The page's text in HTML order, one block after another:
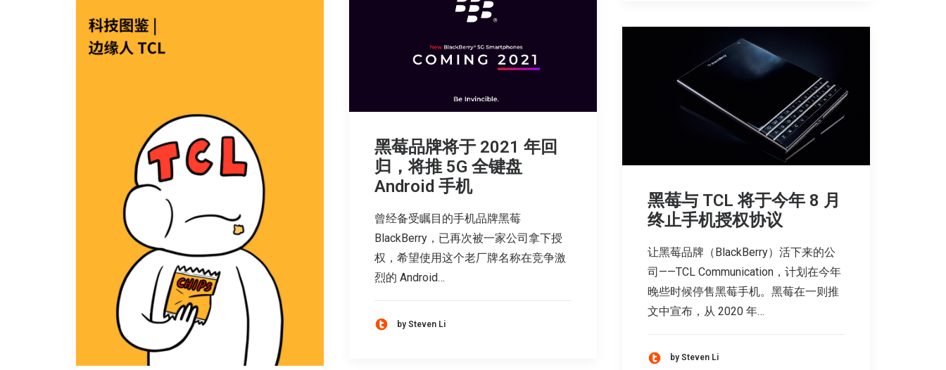
黑莓品牌将于 2021 年回
归，将推 5G 全键盘
Android 手机
曾经备受瞩目的手机品牌黑莓
BlackBerry，已再次被一家公司拿下授
权，希望使用这个老厂牌名称在竞争激
烈的 Android…
by Steven Li
黑莓与 TCL 将于今年 8 月
终止手机授权协议
让黑莓品牌（BlackBerry）活下来的公
司——TCL Communication，计划在今年
晚些时候停售黑莓手机。黑莓在一则推
文中宣布，从 2020 年…
by Steven Li